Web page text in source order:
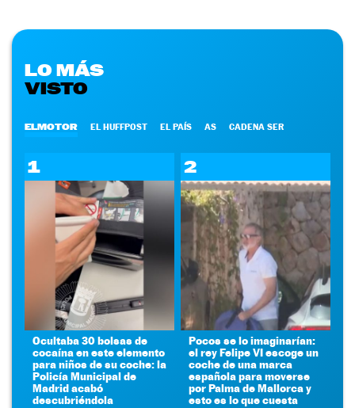
LO MÁS
VISTO
ELMOTOR EL HUFFPOST EL PAÍS AS CADENA SER
1
Ocultaba 30 bolsas de
cocaína en este elemento
para niños de su coche: la
Policía Municipal de
Madrid acabó
descubriéndola
2
Pocos se lo imaginarían:
el rey Felipe VI escoge un
coche de una marca
española para moverse
por Palma de Mallorca y
esto es lo que cuesta